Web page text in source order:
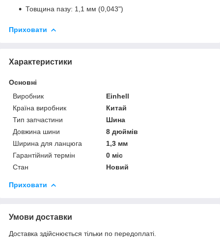
Товщина пазу: 1,1 мм (0,043")
Приховати
Характеристики
Основні
Виробник
Einhell
Країна виробник
Китай
Тип запчастини
Шина
Довжина шини
8 дюймів
Ширина для ланцюга
1,3 мм
Гарантійний термін
0 міс
Стан
Новий
Приховати
Умови доставки
Доставка здійснюється тільки по передоплаті.